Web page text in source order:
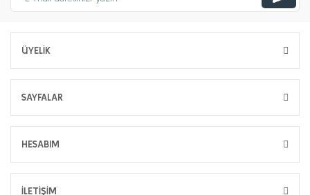
ÜYELİK
SAYFALAR
HESABIM
İLETİŞİM